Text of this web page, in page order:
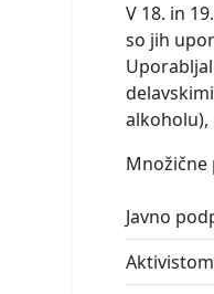
V 18. in
so jih
alkoholu),
Množične
Javno